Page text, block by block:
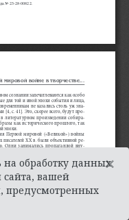
на обработку данных
сайта, вашей
предусмотренных
×